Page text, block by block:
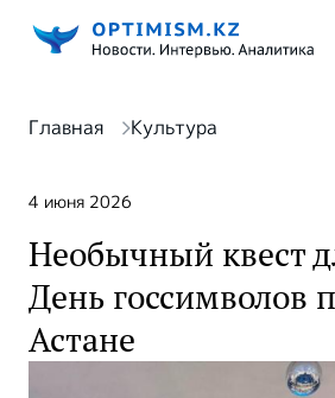
Главная Культура
4 июня 2026
Необычный квест
День госсимволов
Астане